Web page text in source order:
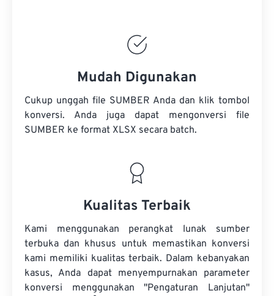
Mudah Digunakan
Cukup unggah file SUMBER Anda dan klik tombol
konversi. Anda juga dapat mengonversi file
SUMBER ke format XLSX secara batch.
Kualitas Terbaik
Kami menggunakan perangkat lunak sumber
terbuka dan khusus untuk memastikan konversi
kami memiliki kualitas terbaik. Dalam kebanyakan
kasus, Anda dapat menyempurnakan parameter
konversi menggunakan "Pengaturan Lanjutan"